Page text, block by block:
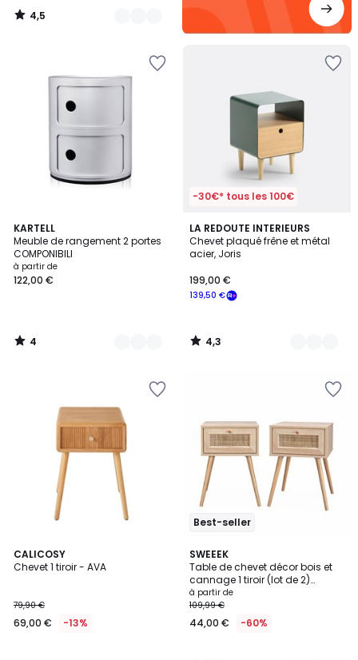
4,5
/
KARTELL
Meuble de rangement 2 portes
COMPONIBILI
à partir de
122,00 €
4
/
5
11
Couleurs
4
/
-30€* tous les 100€
LA REDOUTE INTERIEURS
Chevet plaqué frêne et métal
acier, Joris
139,50 €
199,00 €
4,3
/ 5
4
Couleurs
4,3
/
CALICOSY
Chevet 1 tiroir - AVA
79,90 €
69,00 € -13%
Best-seller
SWEEEK
Table de chevet décor bois et
cannage 1 tiroir (lot de 2)
BOHÈME
à partir de
109,99 €
44,00 € -60%
4,5
/ 5
4
Couleurs